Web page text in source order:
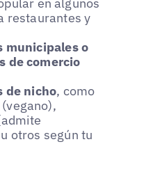
en algunos
restaurantes y
municipales o
de comercio
de nicho, como
otros según tu